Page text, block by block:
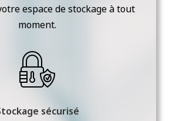
espace de stockage à tout
moment.
sécurisé